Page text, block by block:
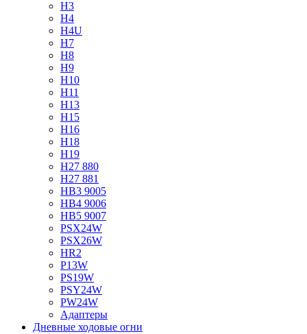
H3
H4
H4U
H7
H8
H9
H10
H11
H13
H15
H16
H18
H19
H27 880
H27 881
HB3 9005
HB4 9006
HB5 9007
PSX24W
PSX26W
HR2
P13W
PS19W
PSY24W
PW24W
Адаптеры
Дневные ходовые огни